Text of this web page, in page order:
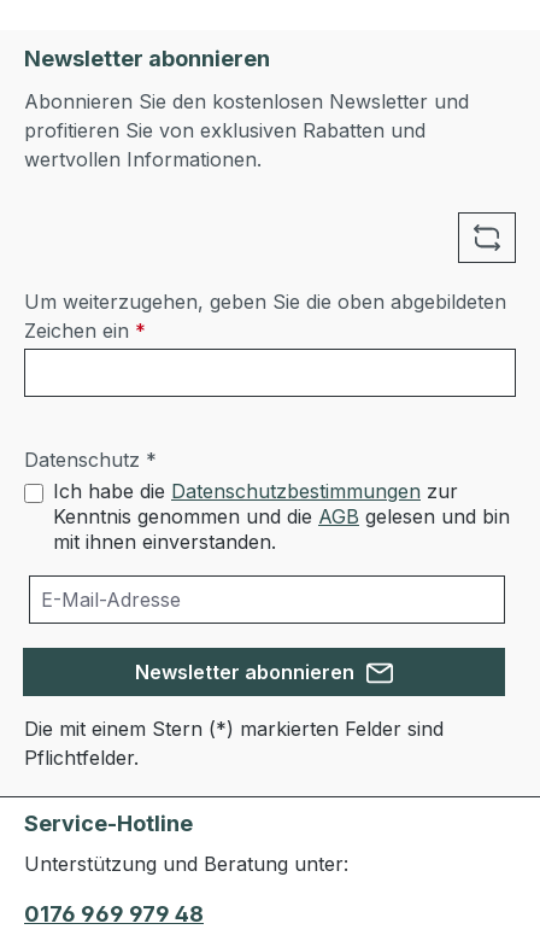
Newsletter abonnieren
Abonnieren Sie den kostenlosen Newsletter und
profitieren Sie von exklusiven Rabatten und
wertvollen Informationen.
Um weiterzugehen, geben Sie die oben abgebildeten
Zeichen ein *
Datenschutz *
Ich habe die Datenschutzbestimmungen zur
Kenntnis genommen und die AGB gelesen und bin
mit ihnen einverstanden.
Newsletter abonnieren
Die mit einem Stern (*) markierten Felder sind
Pflichtfelder.
Service-Hotline
Unterstützung und Beratung unter:
0176 969 979 48